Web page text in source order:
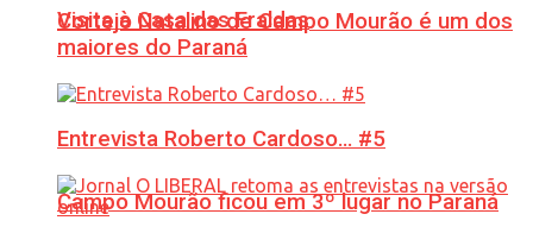
Visita à Casa das Fraldas
Campo Mourão ficou em 3º lugar no Paraná
Cortejo Natalino de Campo Mourão é um dos
maiores do Paraná
Entrevista Roberto Cardoso… #5